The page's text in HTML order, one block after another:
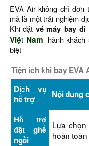
EVA Air không chỉ đơn
mà là một trải nghiệm
Khi đặtvé máy bay
Việt Nam, hành khách
biệt:
Tiện ích khi bay EVA
Dịch vụ
hỗ trợ
Nội dung
Hỗ trợ
đặt ghế
ngồi
Lựa
hoàn